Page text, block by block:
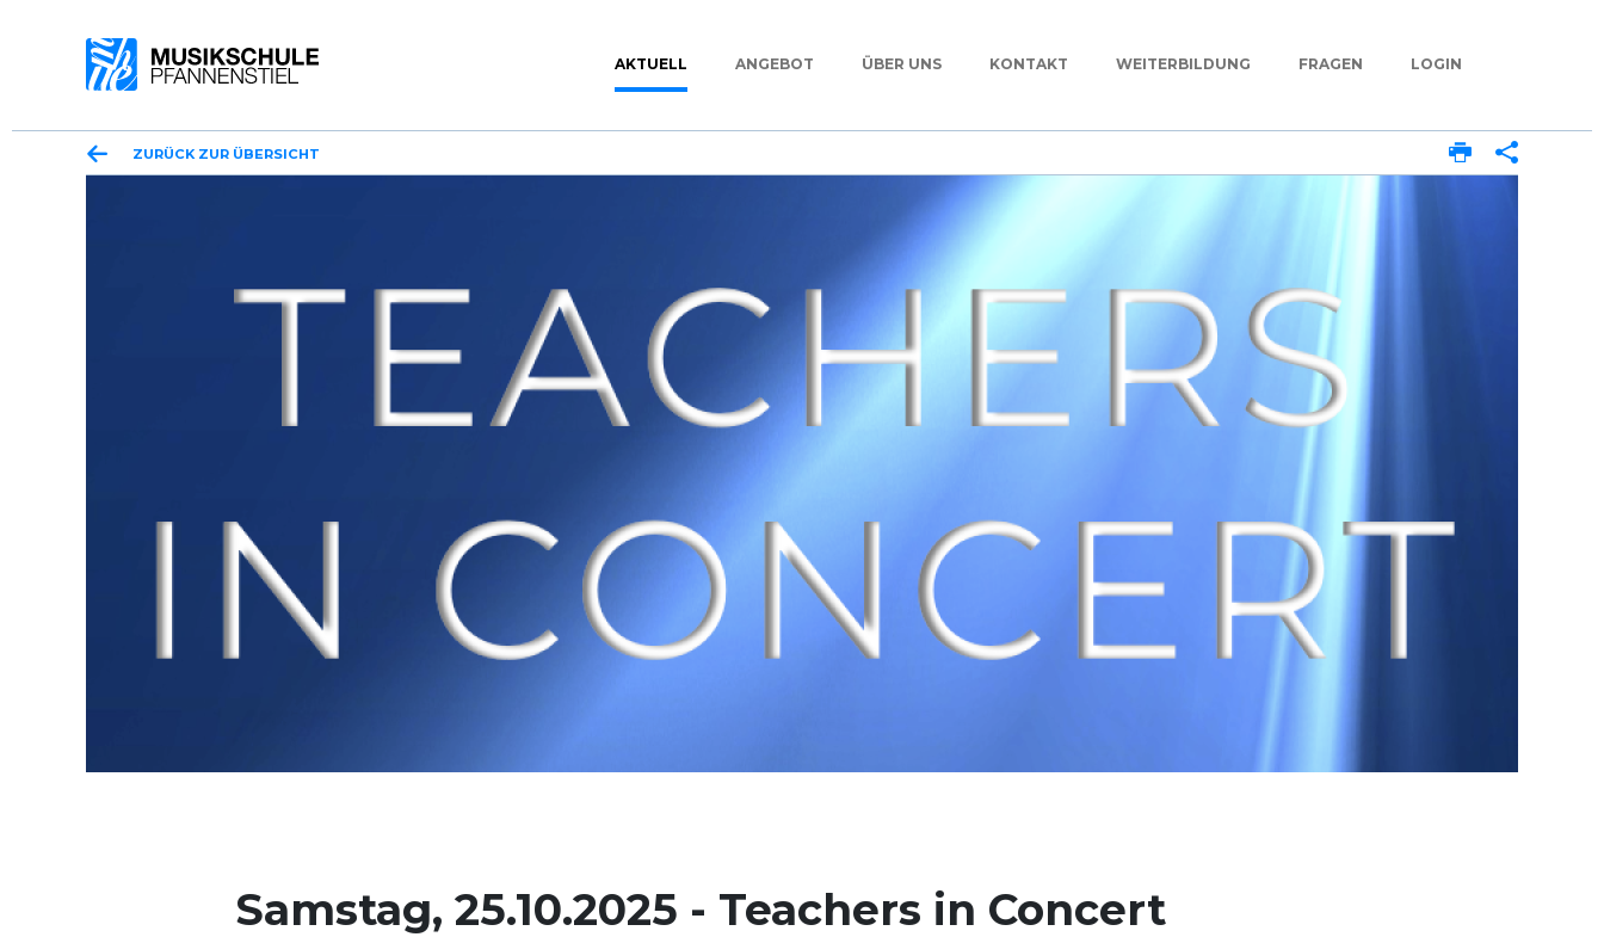
AKTUELL ANGEBOT ÜBER UNS KONTAKT WEITERBILDUNG FRAGEN LOGIN
ZURÜCK ZUR ÜBERSICHT
Samstag, 25.10.2025 - Teachers in Concert